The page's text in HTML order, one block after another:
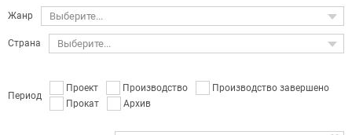
Жанр Выберите...
Страна Выберите...
Период
Проект Производство
Производство завершено
Прокат
Архив